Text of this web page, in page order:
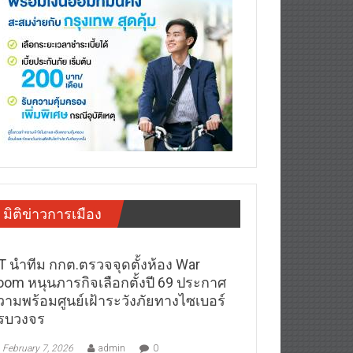
มิติข่าวการเมือง
นำทีม กกต.ตรวจจุดตั้งห้อง War
หนุนภารกิจเลือกตั้งปี 69 ประกาศ
ามพร้อมศูนย์เฝ้าระวังภัยทางไซเบอร์
บวงจร
February 7, 2026 admin 0